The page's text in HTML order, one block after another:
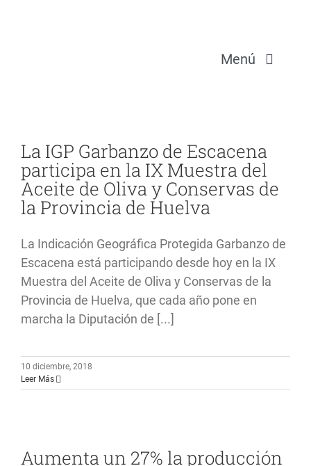
Menú
El Garbanzo
Embajadoras
Recetas
Blog
La IGP Garbanzo de Escacena
participa en la IX Muestra del
Aceite de Oliva y Conservas de
la Provincia de Huelva
La Indicación Geográfica Protegida Garbanzo de
Escacena está participando desde hoy en la IX
Muestra del Aceite de Oliva y Conservas de la
Provincia de Huelva, que cada año pone en
marcha la Diputación de [...]
10 diciembre, 2018
Leer Más
Aumenta un 27% la producción